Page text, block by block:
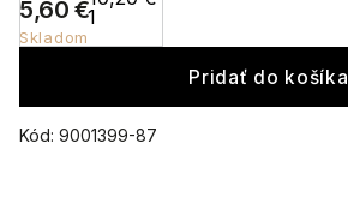
Kód: 9001399-87
5,60 €
Skladom
Pridať do košíka